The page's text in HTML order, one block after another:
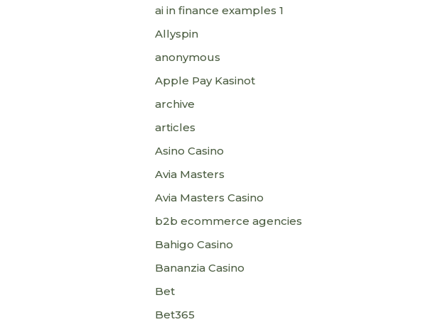
ai in finance examples 1
Allyspin
anonymous
Apple Pay Kasinot
archive
articles
Asino Casino
Avia Masters
Avia Masters Casino
b2b ecommerce agencies
Bahigo Casino
Bananzia Casino
Bet
Bet365